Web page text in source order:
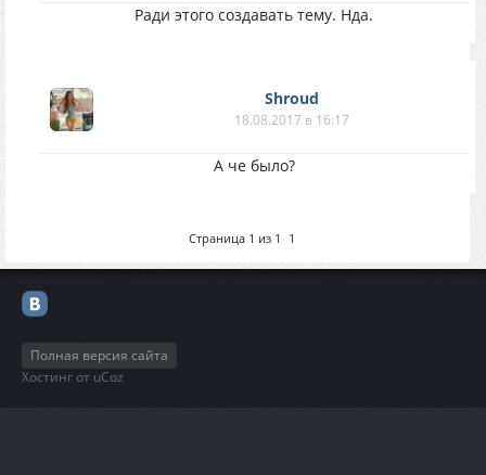
Ради этого создавать тему. Нда.
Shroud
18.08.2017 в 16:17
А че было?
Страница 1 из 1 1
Полная версия сайта
Хостинг от uCoz